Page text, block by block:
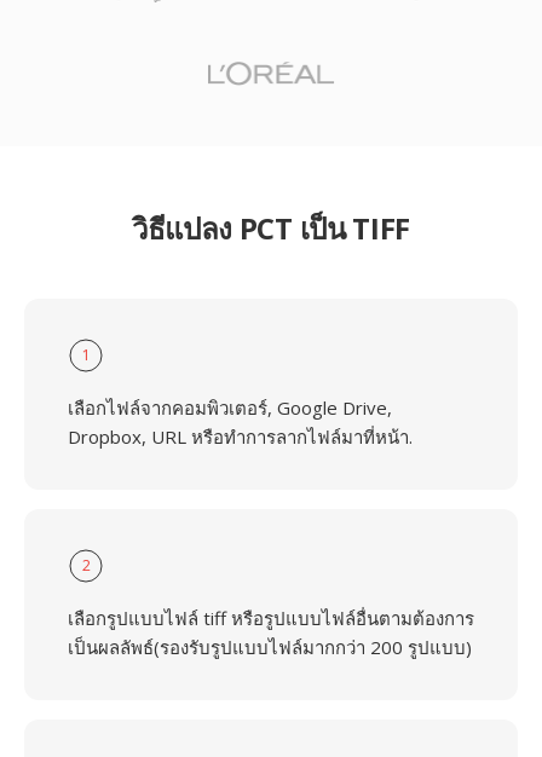
วิธีแปลง PCT เป็น TIFF
1
เลือกไฟล์จากคอมพิวเตอร์, Google Drive,
Dropbox, URL หรือทำการลากไฟล์มาที่หน้า.
2
เลือกรูปแบบไฟล์ tiff หรือรูปแบบไฟล์อื่นตามต้องการ
เป็นผลลัพธ์(รองรับรูปแบบไฟล์มากกว่า 200 รูปแบบ)